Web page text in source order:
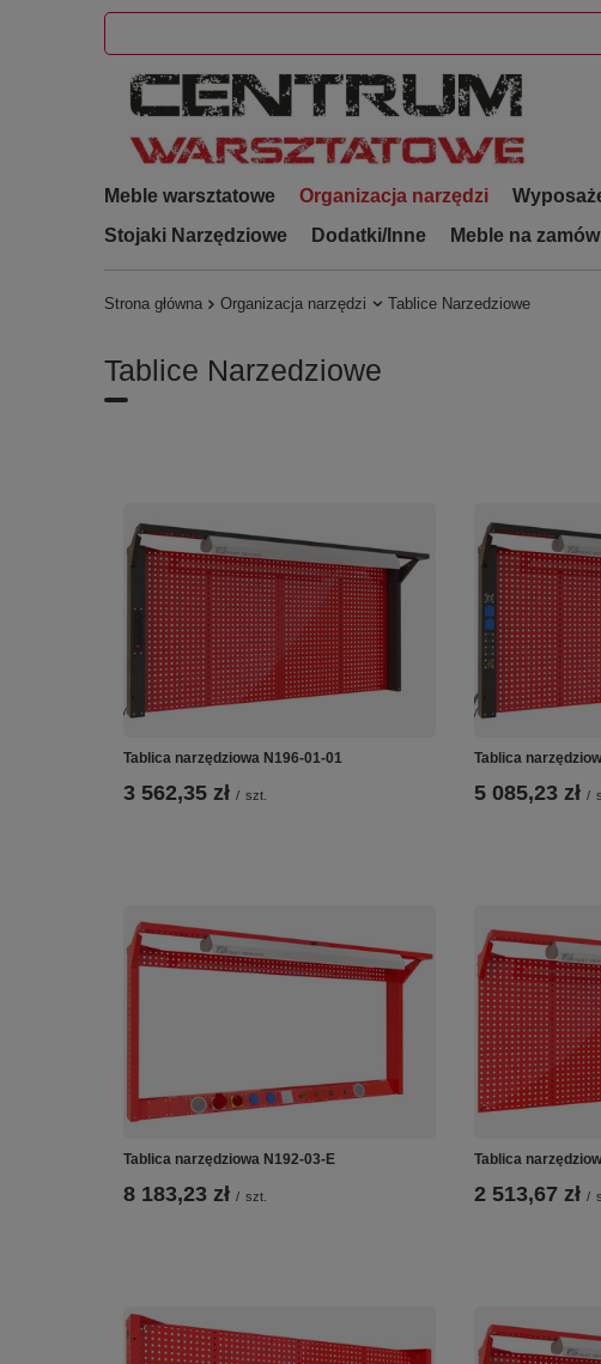
Meble warsztatowe Organizacja narzędzi
Stojaki Narzędziowe
Dodatki/Inne Meble na
Strona główna Organizacja narzędzi Tablice Narzedziowe
Tablice Narzedziowe
Tablica narzędziowa N196-01-01
3 562,35 zł / szt.
Tablica
5 085,23 zł /
Tablica narzędziowa N192-03-E
8 183,23 zł / szt.
Tablica
2 513,67 zł /